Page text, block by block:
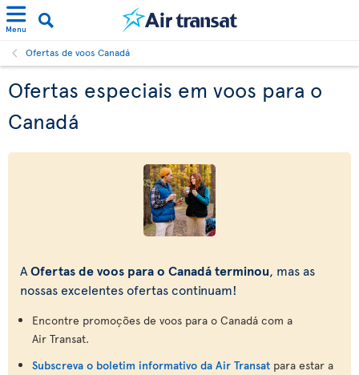
Menu
Ofertas de voos Canadá
Ofertas especiais em voos para o
Canadá
AOfertas de voos para o Canadá terminou, mas as
nossas excelentes ofertas continuam!
Encontre promoções de voos para o Canadá com a
Air Transat.
Subscreva o boletim informativo da Air Transat para estar a